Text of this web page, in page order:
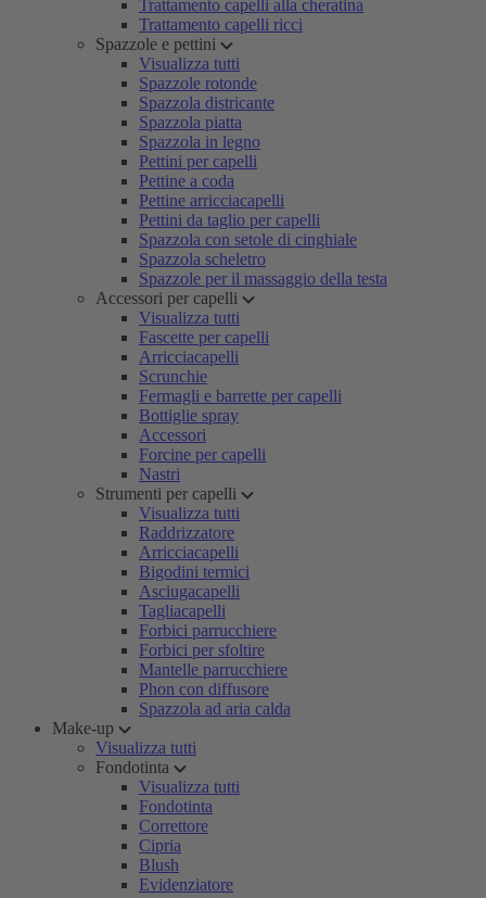
Trattamento capelli alla cheratina
Trattamento capelli ricci
Spazzole e pettini
Visualizza tutti
Spazzole rotonde
Spazzola districante
Spazzola piatta
Spazzola in legno
Pettini per capelli
Pettine a coda
Pettine arricciacapelli
Pettini da taglio per capelli
Spazzola con setole di cinghiale
Spazzola scheletro
Spazzole per il massaggio della testa
Accessori per capelli
Visualizza tutti
Fascette per capelli
Arricciacapelli
Scrunchie
Fermagli e barrette per capelli
Bottiglie spray
Accessori
Forcine per capelli
Nastri
Strumenti per capelli
Visualizza tutti
Raddrizzatore
Arricciacapelli
Bigodini termici
Asciugacapelli
Tagliacapelli
Forbici parrucchiere
Forbici per sfoltire
Mantelle parrucchiere
Phon con diffusore
Spazzola ad aria calda
Make-up
Visualizza tutti
Fondotinta
Visualizza tutti
Fondotinta
Correttore
Cipria
Blush
Evidenziatore